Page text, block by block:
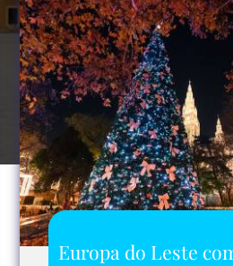
Europa do Leste